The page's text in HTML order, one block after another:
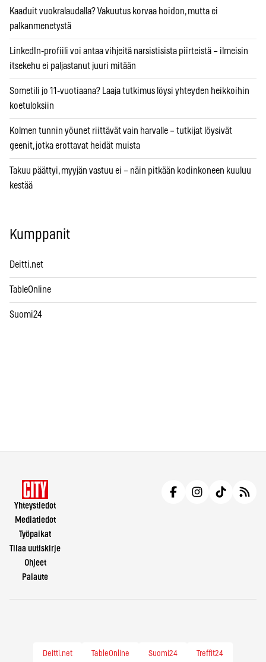
Kaaduit vuokralaudalla? Vakuutus korvaa hoidon, mutta ei
palkanmenetystä
LinkedIn-profiili voi antaa vihjeitä narsistisista piirteistä – ilmeisin
itsekehu ei paljastanut juuri mitään
Sometili jo 11-vuotiaana? Laaja tutkimus löysi yhteyden heikkoihin
koetuloksiin
Kolmen tunnin yöunet riittävät vain harvalle – tutkijat löysivät
geenit, jotka erottavat heidät muista
Takuu päättyi, myyjän vastuu ei – näin pitkään kodinkoneen kuuluu
kestää
Kumppanit
Deitti.net
TableOnline
Suomi24
Yhteystiedot
Mediatiedot
Työpaikat
Tilaa uutiskirje
Ohjeet
Palaute
Deitti.net TableOnline Suomi24 Treffit24